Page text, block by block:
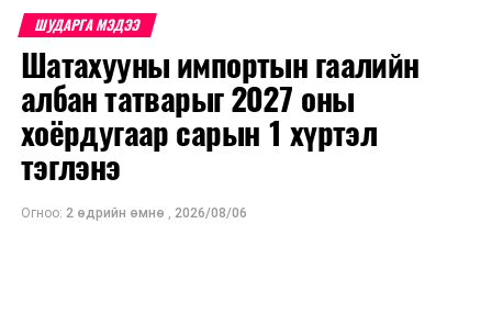
хураалт, хадлантай холбоотой ШТС-уудаар зөөврийн
саваар автобензин авч болно. Улаанбаатар хотод
автомашины тэгш, сондгой дугаараар хэрэглэгчдэд
нэг удаа 50,000 төгрөг хүртэл автобензин олгох
зохицуулалт энэ сарын 15-ны өдрийг хүртэл
үргэлжлэх бөгөөд энэ үед нөөцийг хэвийн болгох,
хэвийн горимоор ажлаа үргэлжүүлнэ гэж найдаж
нийлүүлэлтийг тогтворжуулах хүрээнд бусад эх
ШУДАРГА МЭДЭЭ
Шатахууны импортын гаалийн
албан татварыг 2027 оны
хоёрдугаар сарын 1 хүртэл
тэглэнэ
Огноо: 2 өдрийн өмнө , 2026/08/06